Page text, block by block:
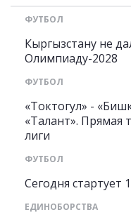
ФУТБОЛ
Кыргызстану не
Олимпиаду-2028
ФУТБОЛ
«Токтогул» -
«Талант». Прямая
лиги
ФУТБОЛ
Сегодня стартует
ЕДИНОБОРСТВА